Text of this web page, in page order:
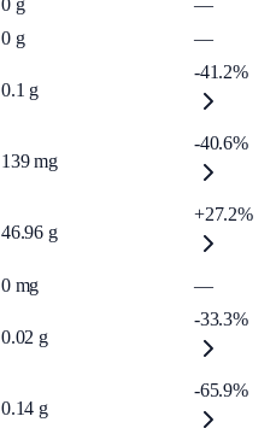
0 g
—
0 g —
0.1 g
-41.2%
139 mg
-40.6%
46.96 g
+27.2%
0 mg —
0.02 g
-33.3%
0.14 g
-65.9%